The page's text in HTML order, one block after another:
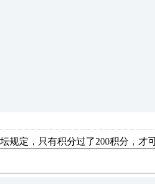
规定，只有积分过了200积分，才